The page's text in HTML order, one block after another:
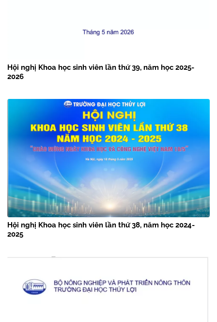
Hội nghị Khoa học sinh viên lần thứ 39, năm học 2025-
2026
Hội nghị Khoa học sinh viên lần thứ 38, năm học 2024-
2025